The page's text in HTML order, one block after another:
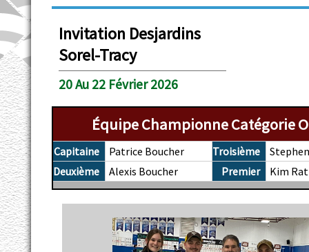
Invitation Desjardins
Sorel-Tracy
20 Au 22 Février 2026
Équipe Championne Catégorie
Capitaine Patrice Boucher Troisième
Deuxième
Alexis Boucher Premier Kim